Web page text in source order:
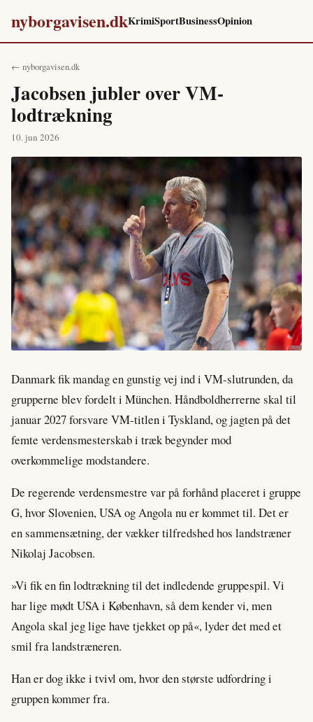
nyborgavisen.dkKrimiSportBusinessOpinion
← nyborgavisen.dk
Jacobsen jubler over VM-
lodtrækning
10. jun 2026
Danmark fik mandag en gunstig vej ind i VM-slutrunden, da
grupperne blev fordelt i München. Håndboldherrerne skal til
januar 2027 forsvare VM-titlen i Tyskland, og jagten på det
femte verdensmesterskab i træk begynder mod
overkommelige modstandere.
De regerende verdensmestre var på forhånd placeret i gruppe
G, hvor Slovenien, USA og Angola nu er kommet til. Det er
en sammensætning, der vækker tilfredshed hos landstræner
Nikolaj Jacobsen.
»Vi fik en fin lodtrækning til det indledende gruppespil. Vi
har lige mødt USA i København, så dem kender vi, men
Angola skal jeg lige have tjekket op på«, lyder det med et
smil fra landstræneren.
Han er dog ikke i tvivl om, hvor den største udfordring i
gruppen kommer fra.